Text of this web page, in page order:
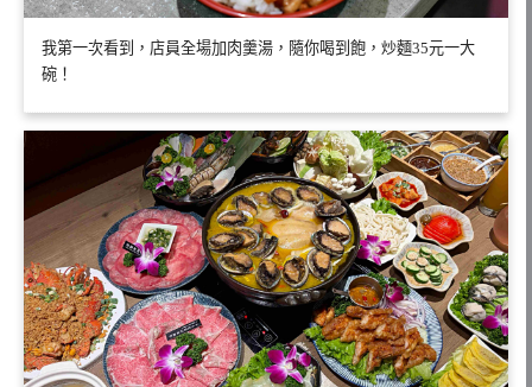
我第一次看到，店員全場加肉羹湯，隨你喝到飽，炒麵35元一大
碗！